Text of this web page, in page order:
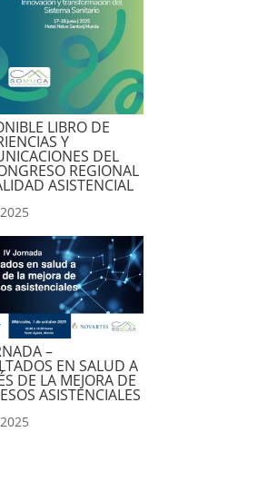
LIBRO DE
Y
DEL
REGIONAL
ASISTENCIAL
–
EN SALUD A
DE LA MEJORA DE
ASISTENCIALES